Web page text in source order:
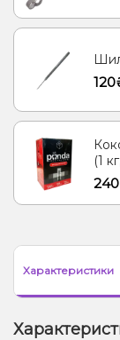
Лимон
(1
Характеристики